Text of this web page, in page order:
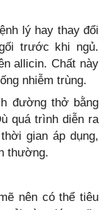
lý hay thay đổi
trước khi ngủ.
allicin. Chất này
nhiễm trùng.
đường thở bằng
quá trình diễn ra
gian áp dụng,
thường.
nên có thể tiêu